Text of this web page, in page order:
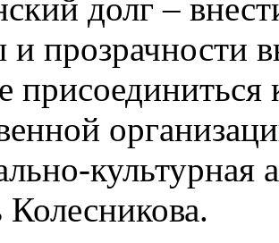
долг –
и прозрачности
присоединиться
культурная